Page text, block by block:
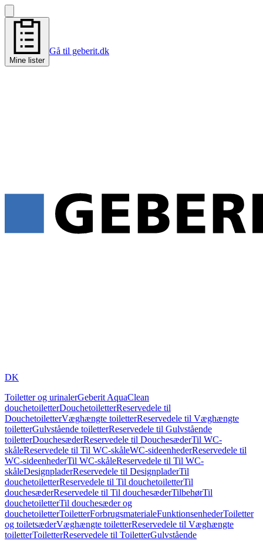
Mine lister
Gå til geberit.dk
DK
Toiletter og urinalerGeberit AquaClean
douchetoiletterDouchetoiletterReservedele til
DouchetoiletterVæghængte toiletterReservedele til Væghængte
toiletterGulvstående toiletterReservedele til Gulvstående
toiletterDouchesæderReservedele til DouchesæderTil WC-
skåleReservedele til Til WC-skåleWC-sideenhederReservedele til
WC-sideenhederTil WC-skåleReservedele til Til WC-
skåleDesignpladerReservedele til DesignpladerTil
douchetoiletterReservedele til Til douchetoiletterTil
douchesæderReservedele til Til douchesæderTilbehørTil
douchetoiletterTil douchesæder og
douchetoiletterToiletterForbrugsmaterialeFunktionsenhederToiletter
og toiletsæderVæghængte toiletterReservedele til Væghængte
toiletterToiletterReservedele til ToiletterGulvstående